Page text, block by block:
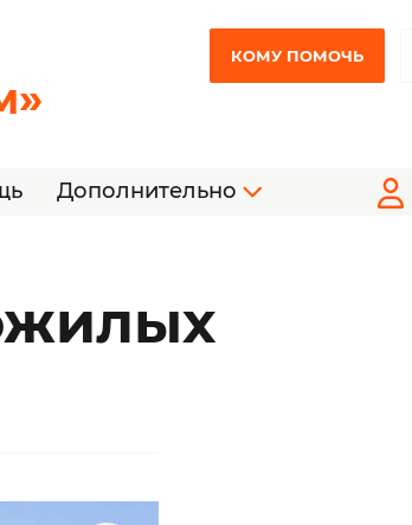
КОМУ ПОМОЧЬ
Дополнительно